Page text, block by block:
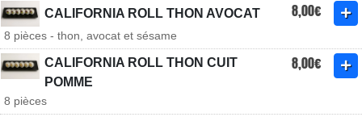
CALIFORNIA ROLL THON AVOCAT 8,00€
8 pièces - thon, avocat et sésame
CALIFORNIA ROLL THON CUIT
POMME
8,00€
8 pièces